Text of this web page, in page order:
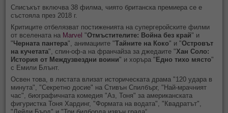
Списъкът включва 38 филма, чиято британска премиера се е
състояла през 2018 г.
Критиците отбелязват постиженията на супергеройските филми
от вселената на Marvel "Отмъстителите: Война без край" и
"Черната пантера", анимациите "Тайните на Коко" и "Островът
на кучетата", спин-оф-а на франчайза за джедаите "Хан Соло:
История от Междузвездни воини" и хоръра "Едно тихо място"
с Емили Блънт.
Освен това, в листата влизат историческата драма "120 удара в
минута", "Секретно досие" на Стивън Спилбърг, "Най-мрачният
час", биографичната комедия "Аз, Тоня" за американската
фигуристка Тоня Хардинг, "Формата на водата", "Квадратът",